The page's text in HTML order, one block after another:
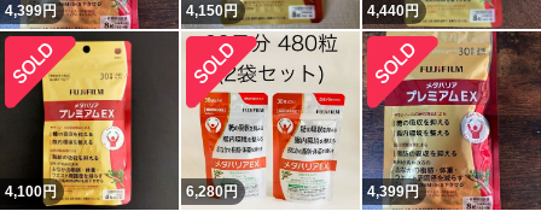
4,399円 4,150円 4,440円
4,100円 6,280円 4,399円